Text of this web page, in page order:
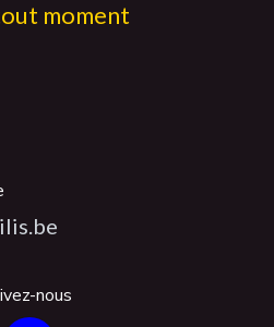
moment
nous